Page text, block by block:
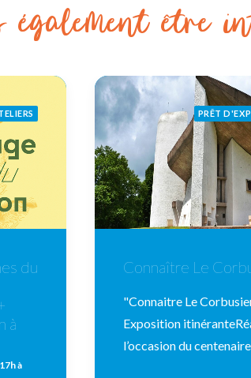
également être
du
à
à
PRÊT
Connaître Le
"Connaitre Le
Exposition
l’occasion du centenaire